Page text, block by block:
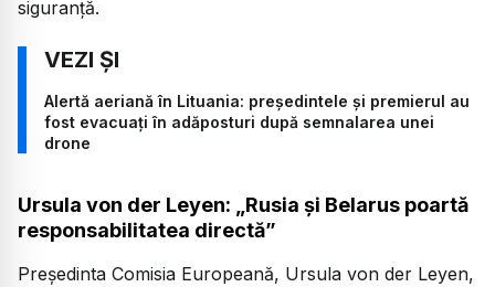
siguranță.
Alertă aeriană în Lituania: președintele și premierul au
fost evacuați în adăposturi după semnalarea unei
drone
Ursula von der Leyen: „Rusia și Belarus poartă
responsabilitatea directă”
Președinta Comisia Europeană, Ursula von der Leyen,